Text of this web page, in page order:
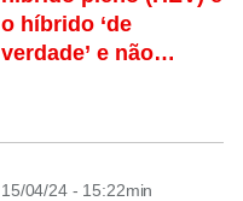
o híbrido ‘de
verdade’ e não
15/04/24 - 15:22min